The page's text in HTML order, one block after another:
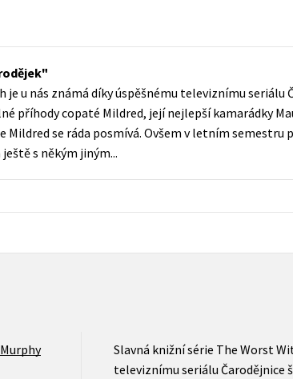
Populárně - naučná pro dospělé
Populárně - naučné pro děti
Předškoláci
Příroda a zahrada
Young adult
Zahraniční
je u nás známá díky úspěšnému televiznímu seriálu
příhody copaté Mildred, její nejlepší kamarádky
Mildred se ráda posmívá. Ovšem v letním
s někým jiným...
Slavná knižní série The Worst
televiznímu seriálu Čarodějnice